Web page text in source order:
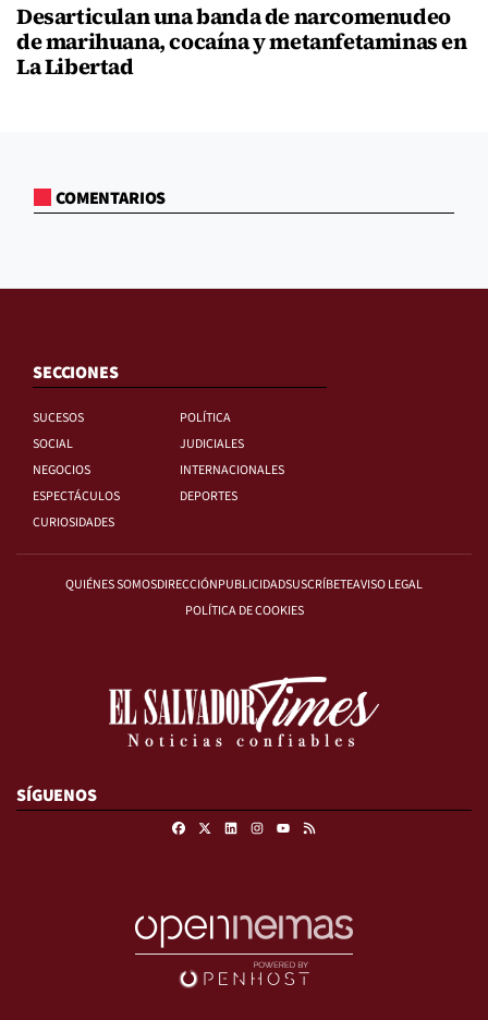
Desarticulan una banda de narcomenudeo
de marihuana, cocaína y metanfetaminas en
La Libertad
COMENTARIOS
SECCIONES
SUCESOS
POLÍTICA
SOCIAL
JUDICIALES
NEGOCIOS
INTERNACIONALES
ESPECTÁCULOS
DEPORTES
CURIOSIDADES
QUIÉNES SOMOSDIRECCIÓNPUBLICIDADSUSCRÍBETEAVISO LEGAL
POLÍTICA DE COOKIES
SÍGUENOS
FacebookLinkedinInstagram